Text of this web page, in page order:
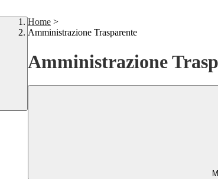
Home >
Amministrazione Trasparente
Amministrazione